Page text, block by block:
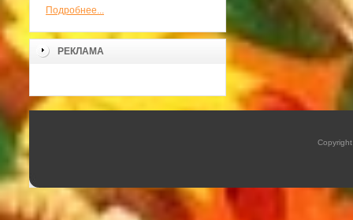
Подробнее...
РЕКЛАМА